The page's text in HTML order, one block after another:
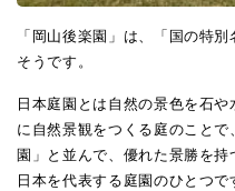
「岡山後楽園」は、「国の特
そうです。
日本庭園とは自然の景色を石
に自然景観をつくる庭のこと
園」と並んで、優れた景勝を持
日本を代表する庭園のひとつで